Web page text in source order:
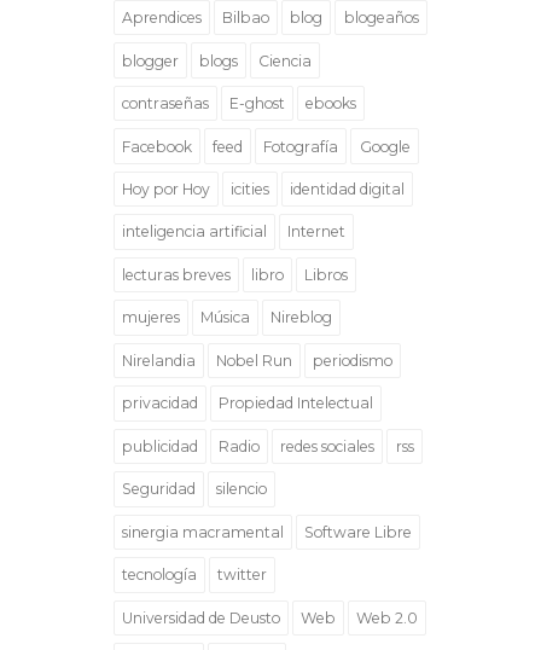
Aprendices Bilbao blog blogeaños
blogger blogs Ciencia
contraseñas E-ghost ebooks
Facebook feed Fotografía Google
Hoy por Hoy icities identidad digital
inteligencia artificial Internet
lecturas breves libro Libros
mujeres Música Nireblog
Nirelandia Nobel Run periodismo
privacidad Propiedad Intelectual
publicidad Radio redes sociales rss
Seguridad silencio
sinergia macramental Software Libre
tecnología twitter
Universidad de Deusto Web Web 2.0